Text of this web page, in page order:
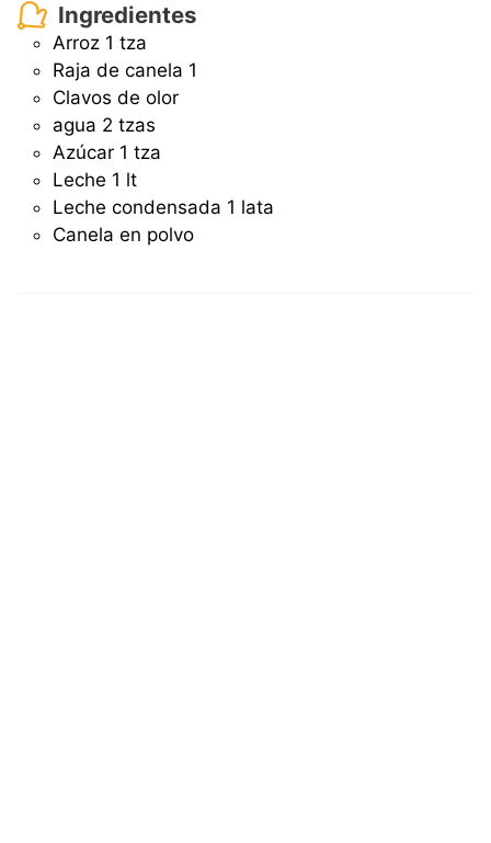
Ingredientes
Arroz 1 tza
Raja de canela 1
Clavos de olor
agua 2 tzas
Azúcar 1 tza
Leche 1 lt
Leche condensada 1 lata
Canela en polvo